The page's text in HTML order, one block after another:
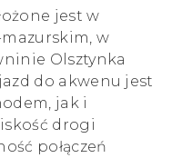
jest w
w
Olsztynka
do akwenu jest
jak i
drogi
połączeń